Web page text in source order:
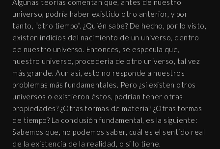
Algunas teorías comentan que, antes de nuestro
universo, podría haber existido otro anterior, y por
tanto, “otro tiempo”. ¿Quién sabe? De hecho, por lo visto,
existen indicios del nacimiento de un universo, dentro
de nuestro universo. Entonces, se especula que,
nuestro universo, procedería de otro universo, tal vez
más grande. Aun así, esto no responde a nuestros
problemas más fundamentales. Pero ¿si existen otros
universos o existieron éstos, podrían tener otras
propiedades? ¿Otras formas de materia? ¿Otras formas
de tiempo? La conclusión fundamental, es la siguiente:
Sabemos que, no podemos saber, cuál es el sentido real
de la existencia de la realidad, o si lo tiene.